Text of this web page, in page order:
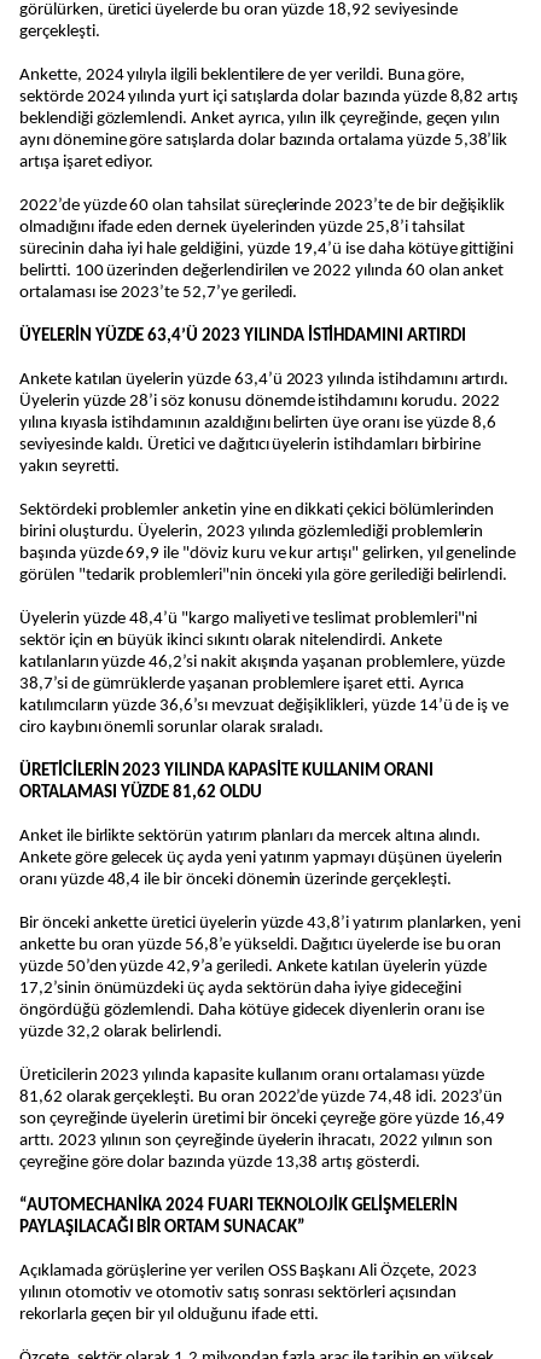
görülürken, üretici üyelerde bu oran yüzde 18,92 seviyesinde
gerçekleşti.
Ankette, 2024 yılıyla ilgili beklentilere de yer verildi. Buna göre,
sektörde 2024 yılında yurt içi satışlarda dolar bazında yüzde 8,82 artış
beklendiği gözlemlendi. Anket ayrıca, yılın ilk çeyreğinde, geçen yılın
aynı dönemine göre satışlarda dolar bazında ortalama yüzde 5,38’lik
artışa işaret ediyor.
2022’de yüzde 60 olan tahsilat süreçlerinde 2023’te de bir değişiklik
olmadığını ifade eden dernek üyelerinden yüzde 25,8’i tahsilat
sürecinin daha iyi hale geldiğini, yüzde 19,4’ü ise daha kötüye gittiğini
belirtti. 100 üzerinden değerlendirilen ve 2022 yılında 60 olan anket
ortalaması ise 2023’te 52,7’ye geriledi.
ÜYELERİN YÜZDE 63,4’Ü 2023 YILINDA İSTİHDAMINI ARTIRDI
Ankete katılan üyelerin yüzde 63,4’ü 2023 yılında istihdamını artırdı.
Üyelerin yüzde 28’i söz konusu dönemde istihdamını korudu. 2022
yılına kıyasla istihdamının azaldığını belirten üye oranı ise yüzde 8,6
seviyesinde kaldı. Üretici ve dağıtıcı üyelerin istihdamları birbirine
yakın seyretti.
Sektördeki problemler anketin yine en dikkati çekici bölümlerinden
birini oluşturdu. Üyelerin, 2023 yılında gözlemlediği problemlerin
başında yüzde 69,9 ile "döviz kuru ve kur artışı" gelirken, yıl genelinde
görülen "tedarik problemleri"nin önceki yıla göre gerilediği belirlendi.
Üyelerin yüzde 48,4’ü "kargo maliyeti ve teslimat problemleri"ni
sektör için en büyük ikinci sıkıntı olarak nitelendirdi. Ankete
katılanların yüzde 46,2’si nakit akışında yaşanan problemlere, yüzde
38,7’si de gümrüklerde yaşanan problemlere işaret etti. Ayrıca
katılımcıların yüzde 36,6’sı mevzuat değişiklikleri, yüzde 14’ü de iş ve
ciro kaybını önemli sorunlar olarak sıraladı.
ÜRETİCİLERİN 2023 YILINDA KAPASİTE KULLANIM ORANI
ORTALAMASI YÜZDE 81,62 OLDU
Anket ile birlikte sektörün yatırım planları da mercek altına alındı.
Ankete göre gelecek üç ayda yeni yatırım yapmayı düşünen üyelerin
oranı yüzde 48,4 ile bir önceki dönemin üzerinde gerçekleşti.
Bir önceki ankette üretici üyelerin yüzde 43,8’i yatırım planlarken, yeni
ankette bu oran yüzde 56,8’e yükseldi. Dağıtıcı üyelerde ise bu oran
yüzde 50’den yüzde 42,9’a geriledi. Ankete katılan üyelerin yüzde
17,2’sinin önümüzdeki üç ayda sektörün daha iyiye gideceğini
öngördüğü gözlemlendi. Daha kötüye gidecek diyenlerin oranı ise
yüzde 32,2 olarak belirlendi.
Üreticilerin 2023 yılında kapasite kullanım oranı ortalaması yüzde
81,62 olarak gerçekleşti. Bu oran 2022’de yüzde 74,48 idi. 2023’ün
son çeyreğinde üyelerin üretimi bir önceki çeyreğe göre yüzde 16,49
arttı. 2023 yılının son çeyreğinde üyelerin ihracatı, 2022 yılının son
çeyreğine göre dolar bazında yüzde 13,38 artış gösterdi.
“AUTOMECHANİKA 2024 FUARI TEKNOLOJİK GELİŞMELERİN
PAYLAŞILACAĞI BİR ORTAM SUNACAK”
Açıklamada görüşlerine yer verilen OSS Başkanı Ali Özçete, 2023
yılının otomotiv ve otomotiv satış sonrası sektörleri açısından
rekorlarla geçen bir yıl olduğunu ifade etti.